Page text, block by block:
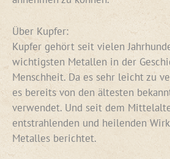
Über Kupfer:
Kupfer gehört seit vielen
wichtigsten Metallen in der
Menschheit. Da es sehr leicht zu
es bereits von den ältesten
verwendet. Und seit dem
entstrahlenden und heilenden
Metalles berichtet.